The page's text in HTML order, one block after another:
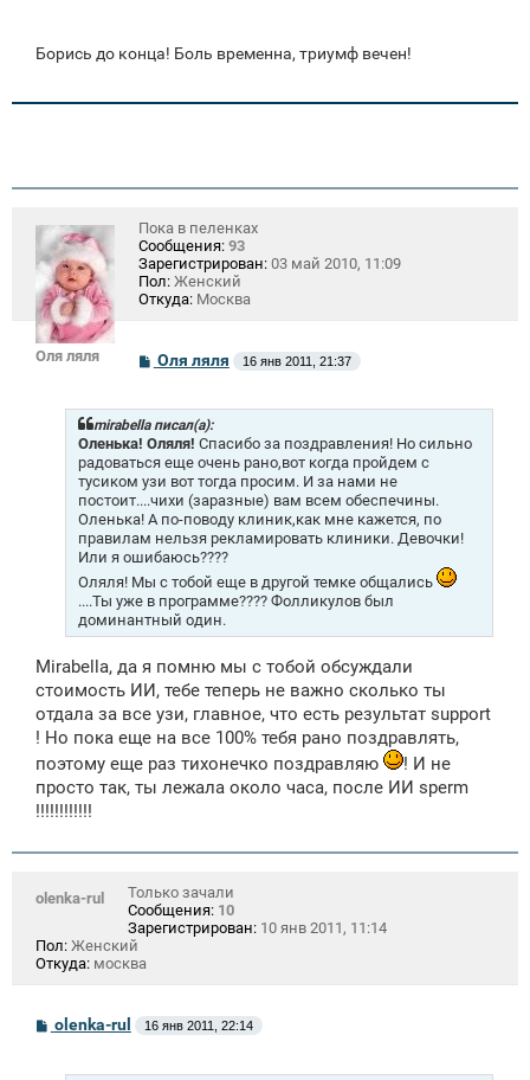
Борись до конца! Боль временна, триумф вечен!
Оля ляля
Пока в пеленках
Сообщения: 93
Зарегистрирован: 03 май 2010, 11:09
Пол: Женский
Откуда: Москва
С
о
б
щ
е
н
и
е
Оля ляля 16 янв 2011, 21:37
mirabella писал(а):
Оленька! Оляля! Спасибо за поздравления! Но сильно
радоваться еще очень рано,вот когда пройдем с
тусиком узи вот тогда просим. И за нами не
постоит....чихи (заразные) вам всем обеспечины.
Оленька! А по-поводу клиник,как мне кажется, по
правилам нельзя рекламировать клиники. Девочки!
Или я ошибаюсь????
Оляля! Мы с тобой еще в другой темке общались
....Ты уже в программе???? Фолликулов был
доминантный один.
Mirabella, да я помню мы с тобой обсуждали
стоимость ИИ, тебе теперь не важно сколько ты
отдала за все узи, главное, что есть результат support
! Но пока еще на все 100% тебя рано поздравлять,
поэтому еще раз тихонечко поздравляю
! И не
просто так, ты лежала около часа, после ИИ sperm
!!!!!!!!!!!!
olenka-rul
Только зачали
Сообщения: 10
Зарегистрирован: 10 янв 2011, 11:14
Пол: Женский
Откуда: москва
Сolenka-rul 16 янв 2011, 22:14